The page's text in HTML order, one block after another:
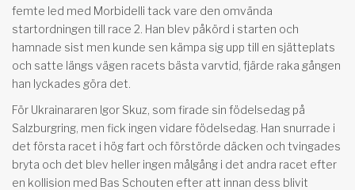
femte led med Morbidelli tack vare den omvända
startordningen till race 2. Han blev påkörd i starten och
hamnade sist men kunde sen kämpa sig upp till en sjätteplats
och satte längs vägen racets bästa varvtid, fjärde raka gången
han lyckades göra det.
För Ukrainararen Igor Skuz, som firade sin födelsedag på
Salzburgring, men fick ingen vidare födelsedag. Han snurrade i
det första racet i hög fart och förstörde däcken och tvingades
bryta och det blev heller ingen målgång i det andra racet efter
en kollision med Bas Schouten efter att innan dess blivit